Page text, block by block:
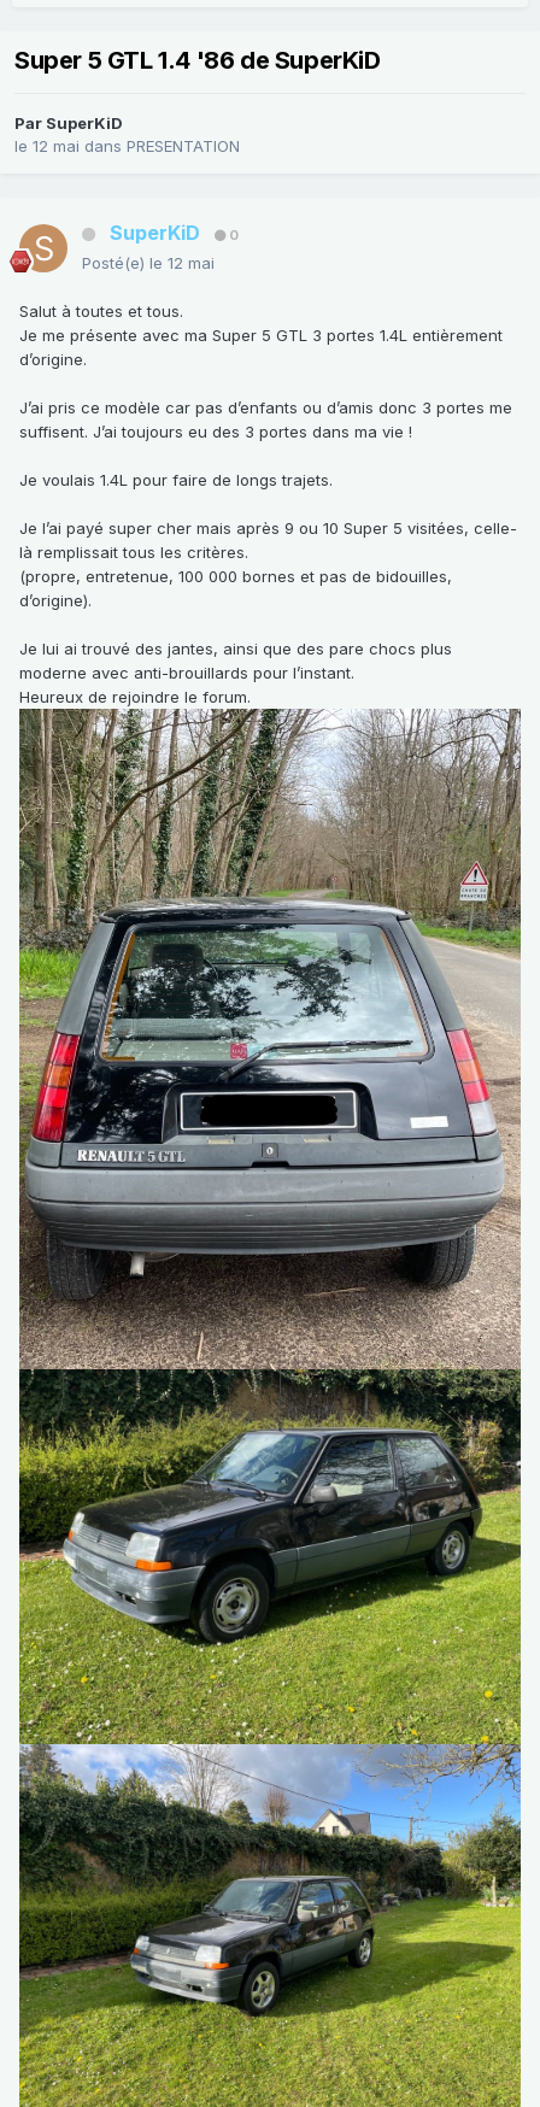
Super 5 GTL 1.4 '86 de SuperKiD
Par SuperKiD
le 12 mai dans PRESENTATION
SuperKiD 0
Posté(e) le 12 mai
Salut à toutes et tous.
Je me présente avec ma Super 5 GTL 3 portes 1.4L entièrement
d’origine.
J’ai pris ce modèle car pas d’enfants ou d’amis donc 3 portes me
suffisent. J’ai toujours eu des 3 portes dans ma vie !
Je voulais 1.4L pour faire de longs trajets.
Je l’ai payé super cher mais après 9 ou 10 Super 5 visitées, celle-
là remplissait tous les critères.
(propre, entretenue, 100 000 bornes et pas de bidouilles,
d’origine).
Je lui ai trouvé des jantes, ainsi que des pare chocs plus
moderne avec anti-brouillards pour l’instant.
Heureux de rejoindre le forum.